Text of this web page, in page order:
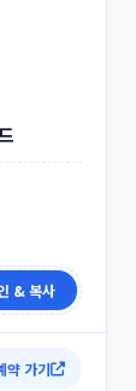
& 복사
약 가기